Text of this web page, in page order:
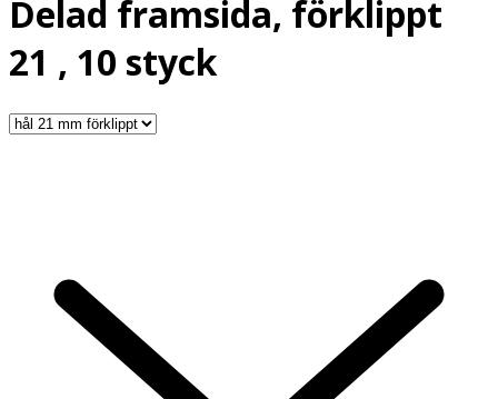
Delad framsida, förklippt
21 , 10 styck